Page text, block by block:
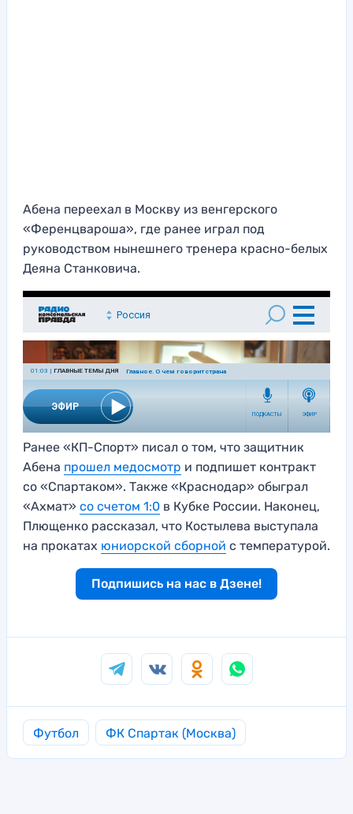
Абена переехал в Москву из венгерского
«Ференцвароша», где ранее играл под
руководством нынешнего тренера красно-белых
Деяна Станковича.
Ранее «КП-Спорт» писал о том, что защитник
Абена прошел медосмотр и подпишет контракт
со «Спартаком». Также «Краснодар» обыграл
«Ахмат» со счетом 1:0 в Кубке России. Наконец,
Плющенко рассказал, что Костылева выступала
на прокатах юниорской сборной с температурой.
Подпишись на нас в Дзене!
Футбол ФК Спартак (Москва)